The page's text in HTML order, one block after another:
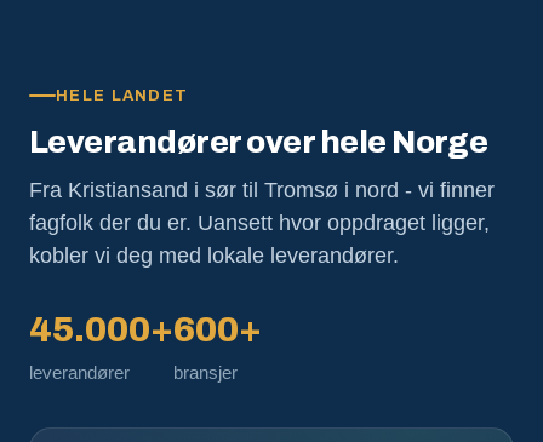
HELE LANDET
Leverandører over hele Norge
Fra Kristiansand i sør til Tromsø i nord - vi finner
fagfolk der du er. Uansett hvor oppdraget ligger,
kobler vi deg med lokale leverandører.
45.000+
leverandører
600+
bransjer